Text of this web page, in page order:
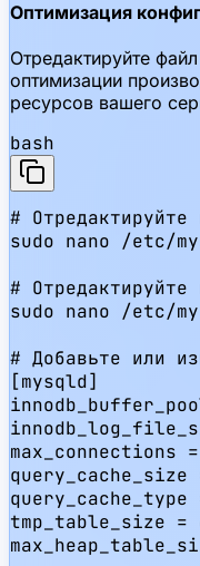
Оптимизация
Отредактируйте
оптимизации
ресурсов вашего
bash
#
sudo nano /etc/
# Отредактируйте
sudo nano /etc/
# Добавьте или
[mysqld]
max_connections
query_cache_size
query_cache_type
tmp_table_size =